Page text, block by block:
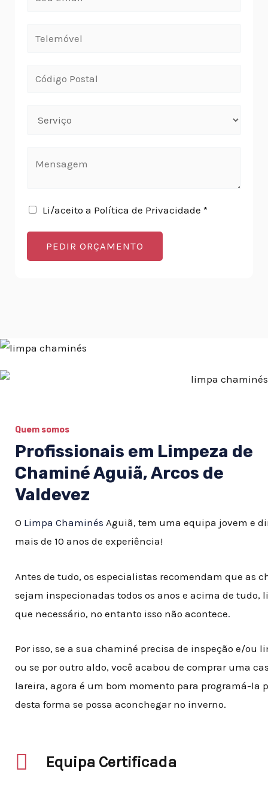
Li/aceito a Política de Privacidade *
PEDIR ORÇAMENTO
Quem somos
Profissionais em Limpeza de
Chaminé Aguiã, Arcos de
Valdevez
O Limpa Chaminés Aguiã, tem uma equipa jovem e
mais de 10 anos de experiência!
Antes de tudo, os especialistas recomendam que as
sejam inspecionadas todos os anos e acima de tudo,
que necessário, no entanto isso não acontece.
Por isso, se a sua chaminé precisa de inspeção e/ou
ou se por outro aldo, você acabou de comprar uma
lareira, agora é um bom momento para programá-la
desta forma se possa aconchegar no inverno.
Equipa Certificada